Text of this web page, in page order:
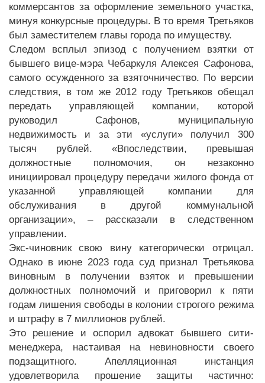
коммерсантов за оформление земельного участка,
минуя конкурсные процедуры. В то время Третьяков
был заместителем главы города по имуществу.
Следом всплыл эпизод с получением взятки от
бывшего вице-мэра Чебаркуля Алексея Сафонова,
самого осужденного за взяточничество. По версии
следствия, в том же 2012 году Третьяков обещал
передать управляющей компании, которой
руководил Сафонов, муниципальную
недвижимость и за эти «услуги» получил 300
тысяч рублей. «Впоследствии, превышая
должностные полномочия, он незаконно
инициировал процедуру передачи жилого фонда от
указанной управляющей компании для
обслуживания в другой коммунальной
организации», – рассказали в следственном
управлении.
Экс-чиновник свою вину категорически отрицал.
Однако в июне 2023 года суд признал Третьякова
виновным в получении взяток и превышении
должностных полномочий и приговорил к пяти
годам лишения свободы в колонии строгого режима
и штрафу в 7 миллионов рублей.
Это решение и оспорил адвокат бывшего сити-
менеджера, настаивая на невиновности своего
подзащитного. Апелляционная инстанция
удовлетворила прошение защиты частично: